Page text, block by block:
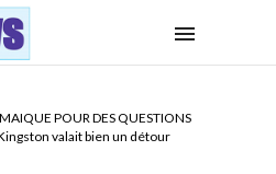
POUR DES QUESTIONS
: Kingston valait bien un détour
TETE DU SENAT BENINOIS :
sans partir !